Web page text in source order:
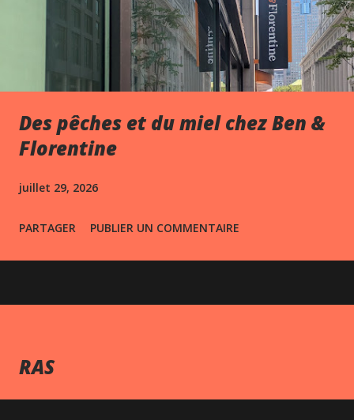
Des pêches et du miel chez Ben &
Florentine
juillet 29, 2026
PARTAGER PUBLIER UN COMMENTAIRE
RAS